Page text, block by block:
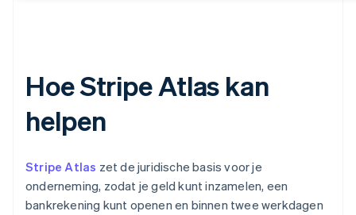
Hoe Stripe Atlas kan
helpen
Stripe Atlas zet de juridische basis voor je
onderneming, zodat je geld kunt inzamelen, een
bankrekening kunt openen en binnen twee werkdagen